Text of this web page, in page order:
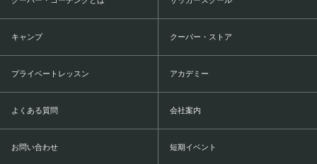
キャンプ クーバー・ストア
プライベートレッスン アカデミー
よくある質問 会社案内
お問い合わせ 短期イベント